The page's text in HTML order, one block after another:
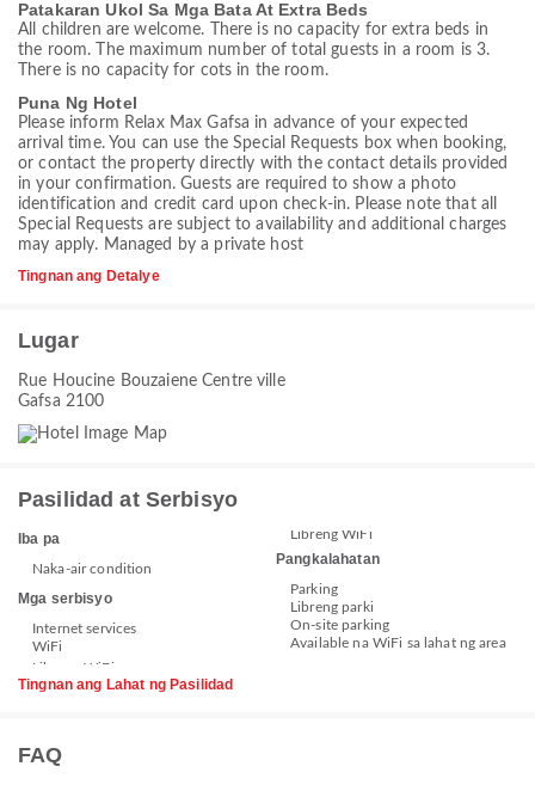
Patakaran Ukol Sa Mga Bata At Extra Beds
All children are welcome. There is no capacity for extra beds in
the room. The maximum number of total guests in a room is 3.
There is no capacity for cots in the room.
Puna Ng Hotel
Please inform Relax Max Gafsa in advance of your expected
arrival time. You can use the Special Requests box when booking,
or contact the property directly with the contact details provided
in your confirmation. Guests are required to show a photo
identification and credit card upon check-in. Please note that all
Special Requests are subject to availability and additional charges
may apply. Managed by a private host
Tingnan ang Detalye
Lugar
Rue Houcine Bouzaiene Centre ville
Gafsa 2100
Pasilidad at Serbisyo
Iba pa
Naka-air condition
Mga serbisyo
Internet services
WiFi
Libreng WiFi
Pangkalahatan
Parking
Libreng parki
On-site parking
Available na WiFi sa lahat ng area
Tingnan ang Lahat ng Pasilidad
FAQ